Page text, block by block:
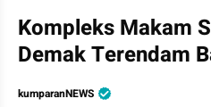
Kompleks Makam
Demak Terendam
kumparanNEWS